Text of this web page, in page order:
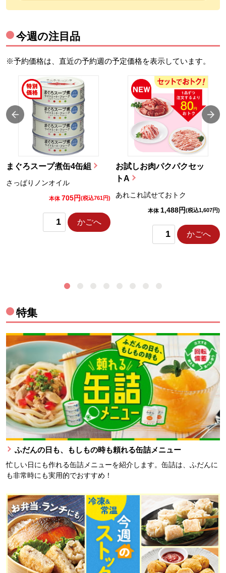
今週の注目品
※予約価格は、直近の予約週の予定価格を表示しています。
まぐろスープ煮缶4缶組
さっぱりノンオイル
本体 705円(税込761円)
かごへ
お試しお肉パクパクセッ
トA
あれこれ試せておトク
本体 1,488円(税込1,607円)
かごへ
特集
ふだんの日も、もしもの時も頼れる缶詰メニュー
忙しい日にも作れる缶詰メニューを紹介します。缶詰は、ふだんに
も非常時にも実用的でおすすめ！